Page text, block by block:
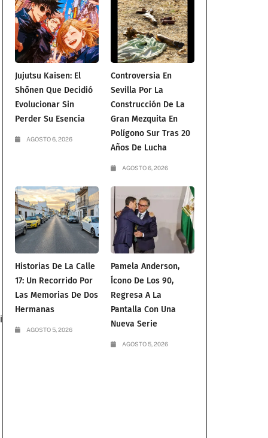
Jujutsu Kaisen: El
Shōnen Que Decidió
Evolucionar Sin
Perder Su Esencia
AGOSTO 6, 2026
Controversia En
Sevilla Por La
Construcción De La
Gran Mezquita En
Polígono Sur Tras 20
Años De Lucha
AGOSTO 6, 2026
Historias De La Calle
17: Un Recorrido Por
Las Memorias De Dos
Hermanas
AGOSTO 5, 2026
Pamela Anderson,
Ícono De Los 90,
Regresa A La
Pantalla Con Una
Nueva Serie
AGOSTO 5, 2026